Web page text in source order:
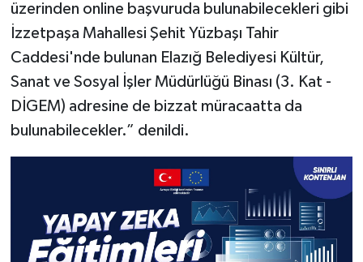
üzerinden online başvuruda bulunabilecekleri gibi
İzzetpaşa Mahallesi Şehit Yüzbaşı Tahir
Caddesi'nde bulunan Elazığ Belediyesi Kültür,
Sanat ve Sosyal İşler Müdürlüğü Binası (3. Kat -
DİGEM) adresine de bizzat müracaatta da
bulunabilecekler.” denildi.